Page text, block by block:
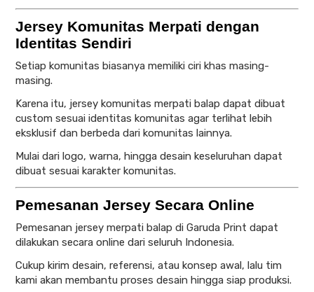
Jersey Komunitas Merpati dengan
Identitas Sendiri
Setiap komunitas biasanya memiliki ciri khas masing-
masing.
Karena itu, jersey komunitas merpati balap dapat dibuat
custom sesuai identitas komunitas agar terlihat lebih
eksklusif dan berbeda dari komunitas lainnya.
Mulai dari logo, warna, hingga desain keseluruhan dapat
dibuat sesuai karakter komunitas.
Pemesanan Jersey Secara Online
Pemesanan jersey merpati balap di Garuda Print dapat
dilakukan secara online dari seluruh Indonesia.
Cukup kirim desain, referensi, atau konsep awal, lalu tim
kami akan membantu proses desain hingga siap produksi.